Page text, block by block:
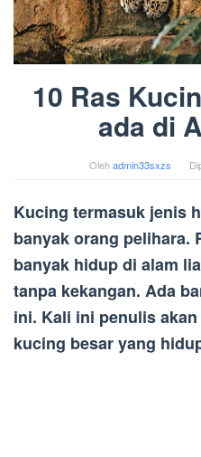
10 Ras
ada di
Olehadmin33sxzs
Kucing termasuk jenis
banyak orang pelihara.
banyak hidup di alam
tanpa kekangan. Ada
ini. Kali ini penulis
kucing besar yang